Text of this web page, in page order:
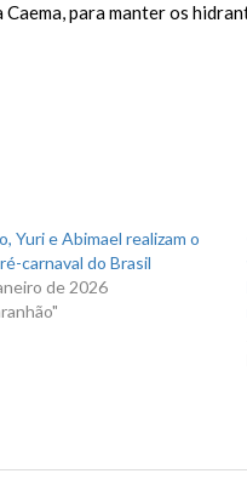
para manter os
Yuri e Abimael realizam o
carnaval do Brasil
de 2026